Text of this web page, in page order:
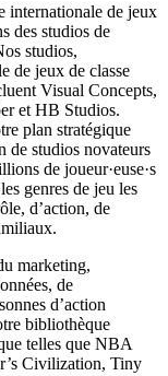
internationale de jeux
des studios de
studios,
de jeux de classe
Visual Concepts,
et HB Studios.
plan stratégique
de studios novateurs
de joueur·euse·s
genres de jeu les
d’action, de
marketing,
de
d’action
bibliothèque
telles que NBA
Civilization, Tiny